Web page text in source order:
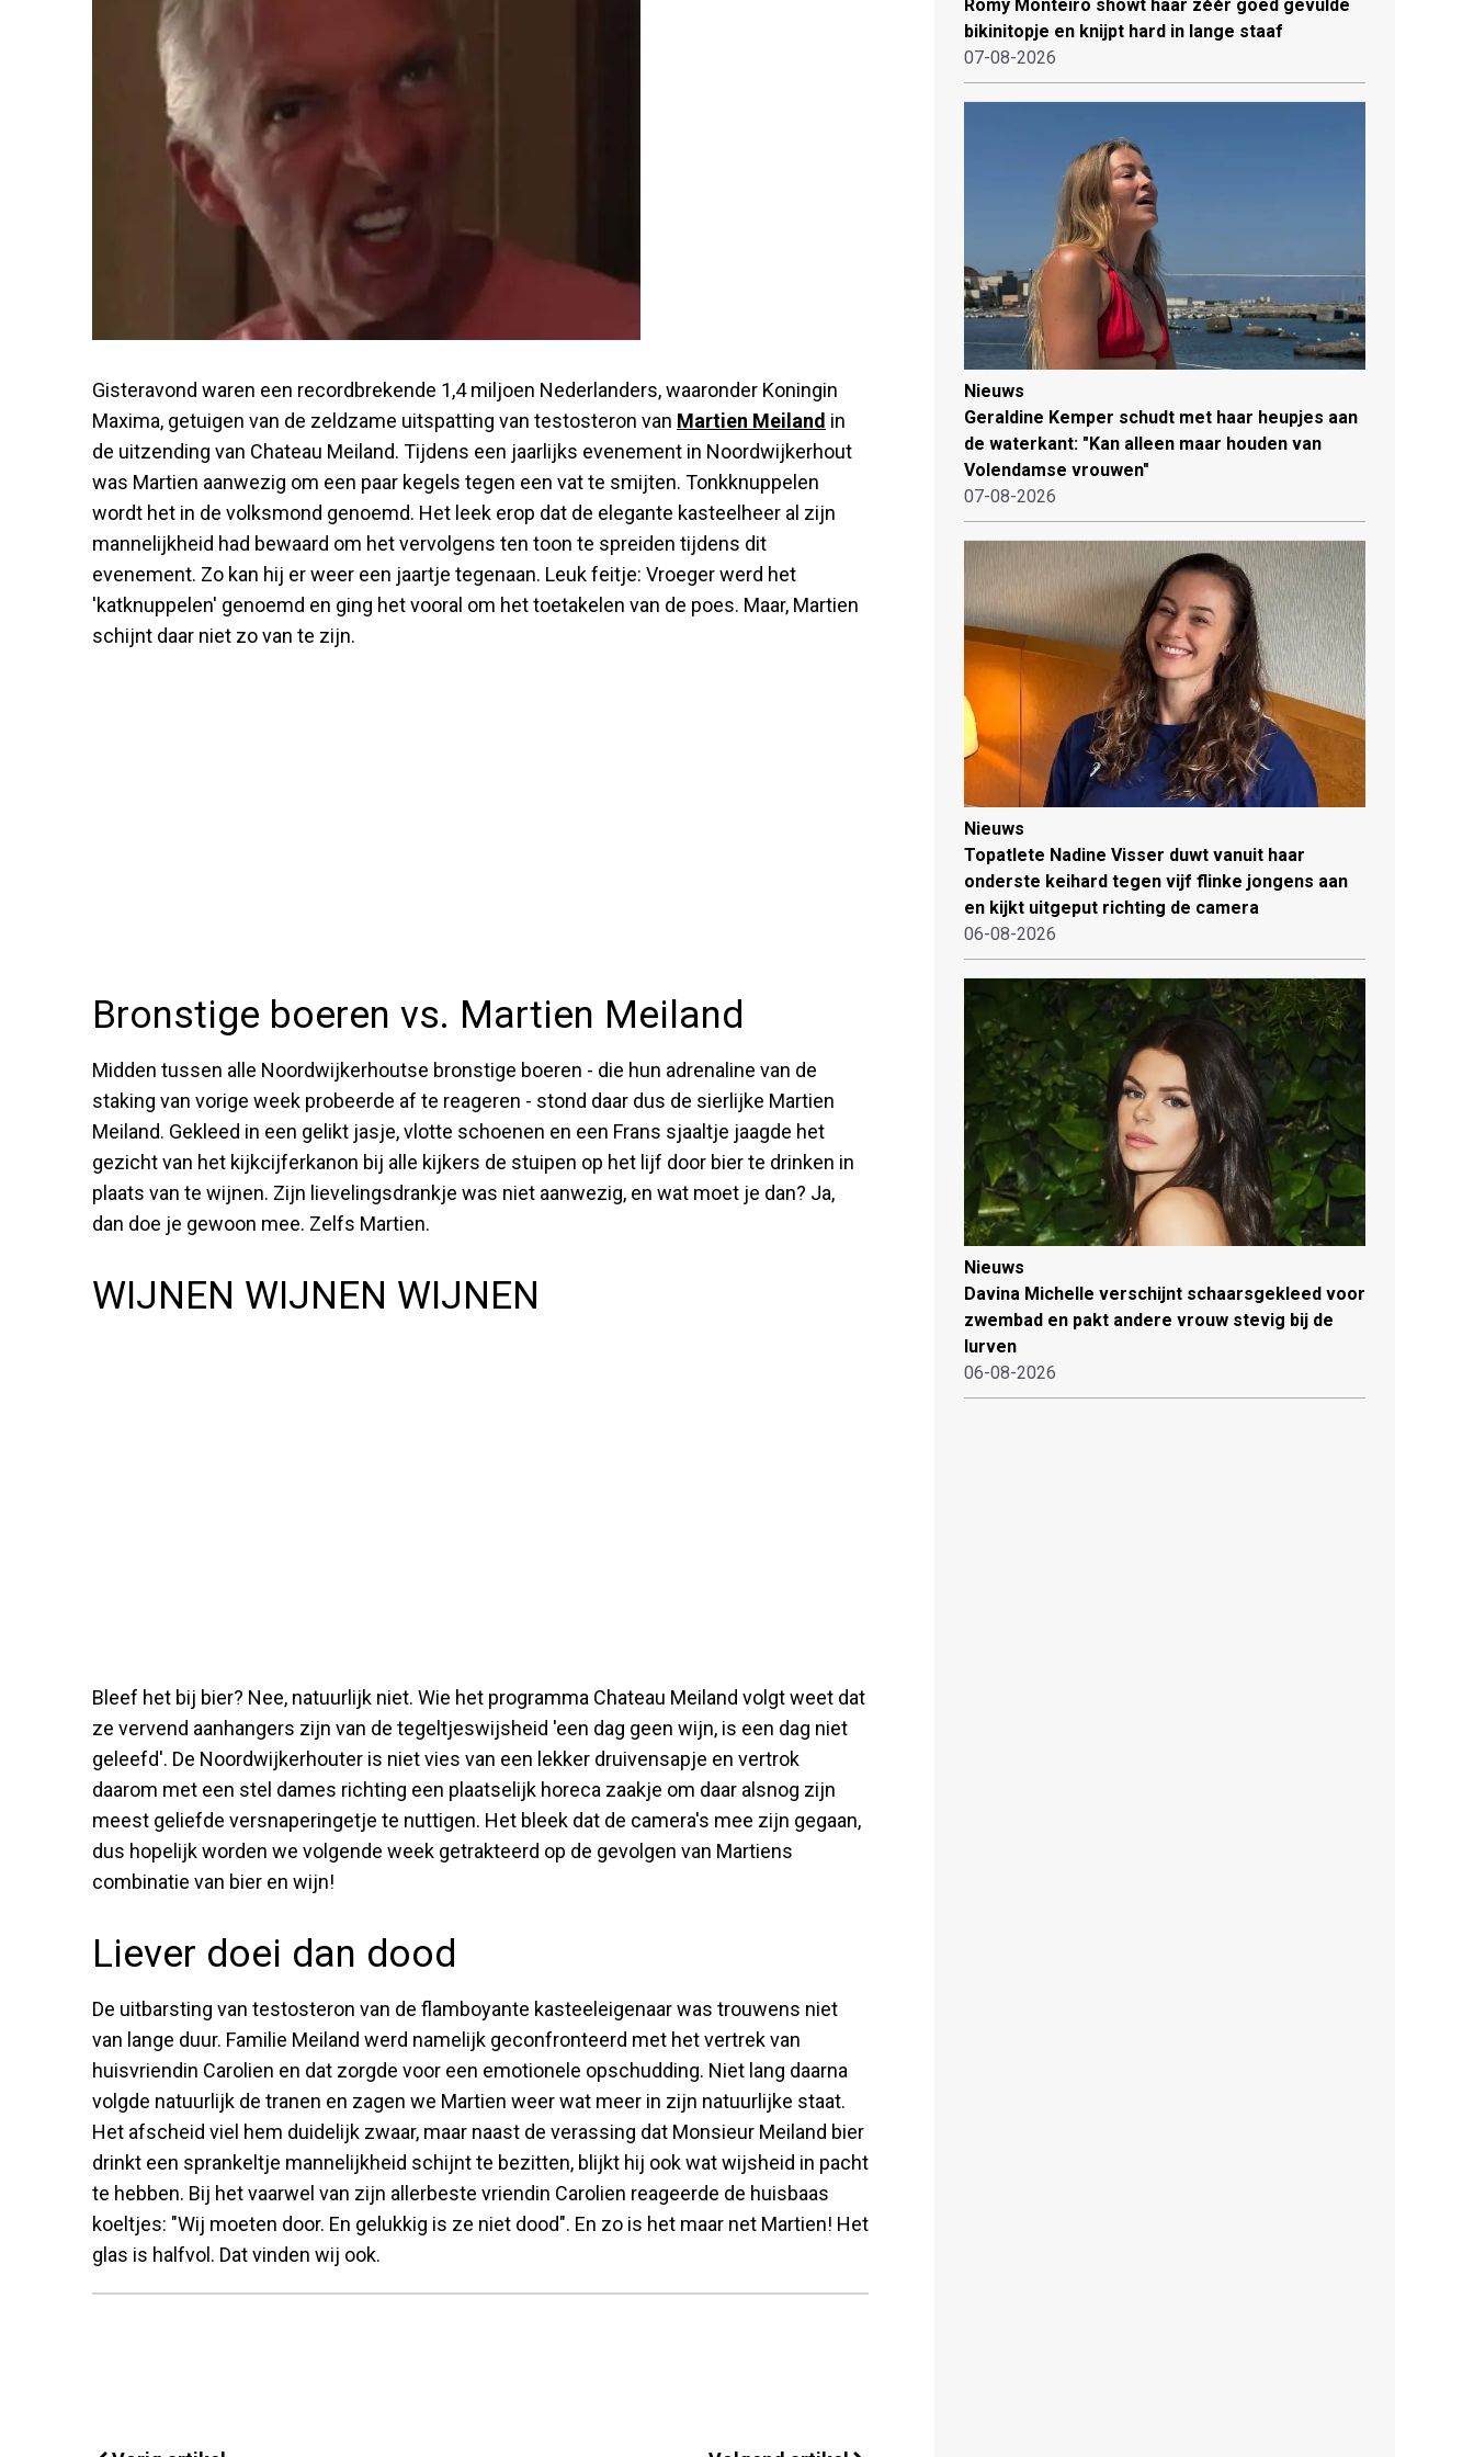
Gisteravond waren een recordbrekende 1,4 miljoen Nederlanders, waaronder Koningin
Maxima, getuigen van de zeldzame uitspatting van testosteron van Martien Meiland in
de uitzending van Chateau Meiland. Tijdens een jaarlijks evenement in Noordwijkerhout
was Martien aanwezig om een paar kegels tegen een vat te smijten. Tonkknuppelen
wordt het in de volksmond genoemd. Het leek erop dat de elegante kasteelheer al zijn
mannelijkheid had bewaard om het vervolgens ten toon te spreiden tijdens dit
evenement. Zo kan hij er weer een jaartje tegenaan. Leuk feitje: Vroeger werd het
'katknuppelen' genoemd en ging het vooral om het toetakelen van de poes. Maar, Martien
schijnt daar niet zo van te zijn.
Bronstige boeren vs. Martien Meiland
Midden tussen alle Noordwijkerhoutse bronstige boeren - die hun adrenaline van de
staking van vorige week probeerde af te reageren - stond daar dus de sierlijke Martien
Meiland. Gekleed in een gelikt jasje, vlotte schoenen en een Frans sjaaltje jaagde het
gezicht van het kijkcijferkanon bij alle kijkers de stuipen op het lijf door bier te drinken in
plaats van te wijnen. Zijn lievelingsdrankje was niet aanwezig, en wat moet je dan? Ja,
dan doe je gewoon mee. Zelfs Martien.
WIJNEN WIJNEN WIJNEN
Bleef het bij bier? Nee, natuurlijk niet. Wie het programma Chateau Meiland volgt weet dat
ze vervend aanhangers zijn van de tegeltjeswijsheid 'een dag geen wijn, is een dag niet
geleefd'. De Noordwijkerhouter is niet vies van een lekker druivensapje en vertrok
daarom met een stel dames richting een plaatselijk horeca zaakje om daar alsnog zijn
meest geliefde versnaperingetje te nuttigen. Het bleek dat de camera's mee zijn gegaan,
dus hopelijk worden we volgende week getrakteerd op de gevolgen van Martiens
combinatie van bier en wijn!
Liever doei dan dood
De uitbarsting van testosteron van de flamboyante kasteeleigenaar was trouwens niet
van lange duur. Familie Meiland werd namelijk geconfronteerd met het vertrek van
huisvriendin Carolien en dat zorgde voor een emotionele opschudding. Niet lang daarna
volgde natuurlijk de tranen en zagen we Martien weer wat meer in zijn natuurlijke staat.
Het afscheid viel hem duidelijk zwaar, maar naast de verassing dat Monsieur Meiland bier
drinkt een sprankeltje mannelijkheid schijnt te bezitten, blijkt hij ook wat wijsheid in pacht
te hebben. Bij het vaarwel van zijn allerbeste vriendin Carolien reageerde de huisbaas
koeltjes: "Wij moeten door. En gelukkig is ze niet dood". En zo is het maar net Martien! Het
glas is halfvol. Dat vinden wij ook.
Romy Monteiro showt haar zéér goed gevulde
bikinitopje en knijpt hard in lange staaf
07-08-2026
Nieuws
Geraldine Kemper schudt met haar heupjes aan
de waterkant: "Kan alleen maar houden van
Volendamse vrouwen"
07-08-2026
Nieuws
Topatlete Nadine Visser duwt vanuit haar
onderste keihard tegen vijf flinke jongens aan
en kijkt uitgeput richting de camera
06-08-2026
Nieuws
Davina Michelle verschijnt schaarsgekleed voor
zwembad en pakt andere vrouw stevig bij de
lurven
06-08-2026